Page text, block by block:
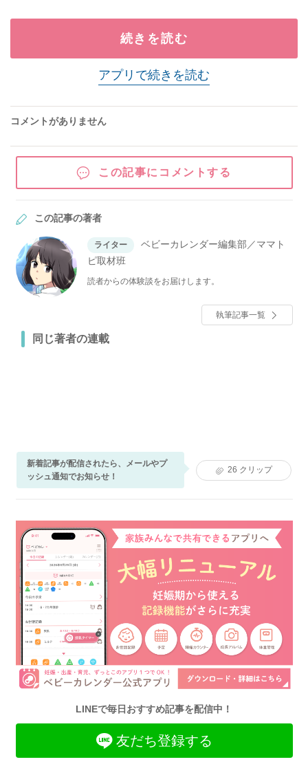
続きを読む
アプリで続きを読む
コメントがありません
この記事にコメントする
この記事の著者
ライター
ベビーカレンダー編集部／ママト
ピ取材班
読者からの体験談をお届けします。
執筆記事一覧
同じ著者の連載
新着記事が配信されたら、メールやプ
ッシュ通知でお知らせ！
26 クリップ
LINEで毎日おすすめ記事を配信中！
友だち登録する